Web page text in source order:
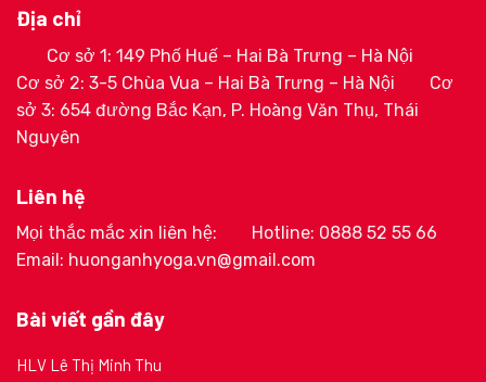
Địa chỉ
Cơ sở 1: 149 Phố Huế – Hai Bà Trưng – Hà Nội
Cơ sở 2: 3-5 Chùa Vua – Hai Bà Trưng – Hà Nội
Cơ
sở 3: 654 đường Bắc Kạn, P. Hoàng Văn Thụ, Thái
Nguyên
Liên hệ
Mọi thắc mắc xin liên hệ:
Hotline: 0888 52 55 66
Email: huonganhyoga.vn@gmail.com
Bài viết gần đây
HLV Lê Thị Minh Thu